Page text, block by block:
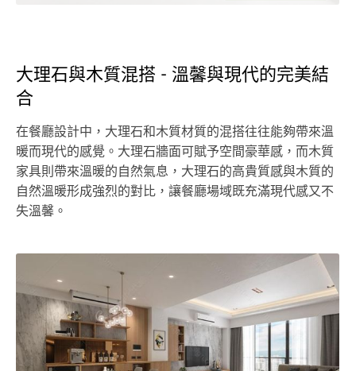
大理石與木質混搭 - 溫馨與現代的完美結
合
在餐廳設計中，大理石和木質材質的混搭往往能夠帶來溫
暖而現代的感覺。大理石牆面可賦予空間豪華感，而木質
家具則帶來溫暖的自然氣息，大理石的高貴質感與木質的
自然溫暖形成強烈的對比，讓餐廳場域既充滿現代感又不
失溫馨。